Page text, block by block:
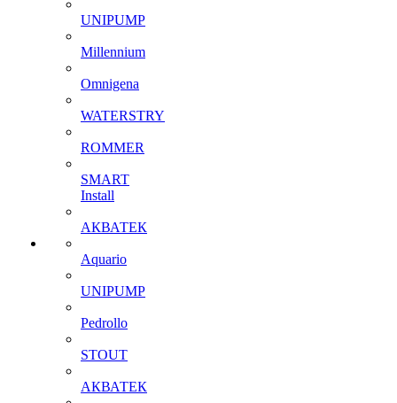
UNIPUMP
Millennium
Omnigena
WATERSTRY
ROMMER
SMART
Install
АКВАТЕК
Aquario
UNIPUMP
Pedrollo
STOUT
АКВАТЕК